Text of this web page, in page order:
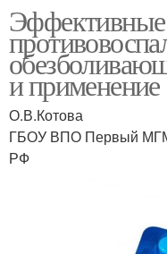
Эффективные
и применение
О.В.Котова
ГБОУ ВПО Первый
РФ